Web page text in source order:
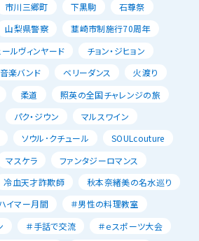
市川三郷町 下黒駒
石尊祭
山梨県警察
韮崎市制施行70周年
ルヴィンヤード
チョン・ジヒョン
音楽バンド ベリーダンス
火渡り
柔道
照英の全国チャレンジの旅
パク・ジウン
マルスワイン
ソウル･クチュール
SOULcouture
マスケラ
ファンタジーロマンス
冷血天才詐欺師
秋本奈緒美の名水巡り
イマー月間
＃男性の料理教室
＃手話で交流
＃ｅスポーツ大会